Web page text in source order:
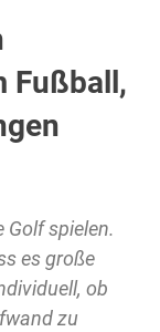
Fußball,
Golf spielen.
es große
ob
zu